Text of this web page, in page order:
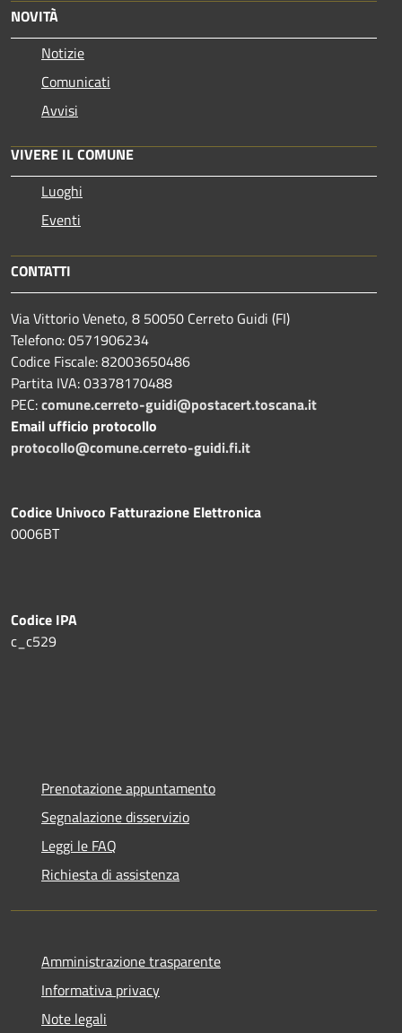
NOVITÀ
Notizie
Comunicati
Avvisi
VIVERE IL COMUNE
Luoghi
Eventi
CONTATTI
Via Vittorio Veneto, 8 50050 Cerreto Guidi (FI)
Telefono: 0571906234
Codice Fiscale: 82003650486
Partita IVA: 03378170488
PEC:comune.cerreto-guidi@postacert.toscana.it
Email ufficio protocollo
protocollo@comune.cerreto-guidi.fi.it
Codice Univoco Fatturazione Elettronica
0006BT
Codice IPA
c_c529
Prenotazione appuntamento
Segnalazione disservizio
Leggi le FAQ
Richiesta di assistenza
Amministrazione trasparente
Informativa privacy
Note legali